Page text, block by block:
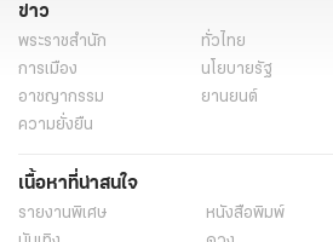
ข่าว
พระราชสำนัก ทั่วไทย
การเมือง
นโยบายรัฐ
อาชญากรรม
ยานยนต์
ความยั่งยืน
เนื้อหาที่น่าสนใจ
รายงานพิเศษ หนังสือพิมพ์